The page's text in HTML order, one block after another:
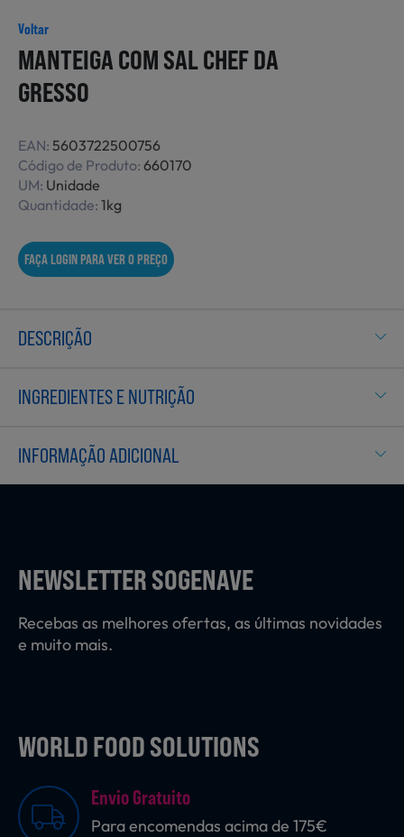
Refeições Prontas
Charcutaria e Enchidos
Pré-confeccionados
Frutas e Legumes
Laticínios, Ovos e Derivados
Mercearia
Padaria e Pastelaria
Nutrição Clínica
Produtos Vegetarianos
Voltar
MANTEIGA COM SAL CHEF DA
GRESSO
EAN: 5603722500756
Código de Produto: 660170
UM: Unidade
Quantidade: 1kg
FAÇA LOGIN PARA VER O PREÇO
DESCRIÇÃO
INGREDIENTES E NUTRIÇÃO
INFORMAÇÃO ADICIONAL
NEWSLETTER SOGENAVE
Recebas as melhores ofertas, as últimas novidades
e muito mais.
WORLD FOOD SOLUTIONS
Envio Gratuito
Para encomendas acima de 175€